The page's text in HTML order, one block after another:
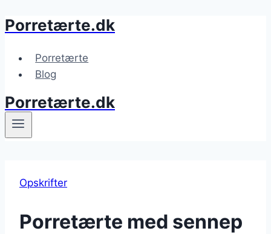
Fortsæt
indhold
Porretærte.dk
Porretærte
Blog
Porretærte.dk
Opskrifter
Porretærte med sennep